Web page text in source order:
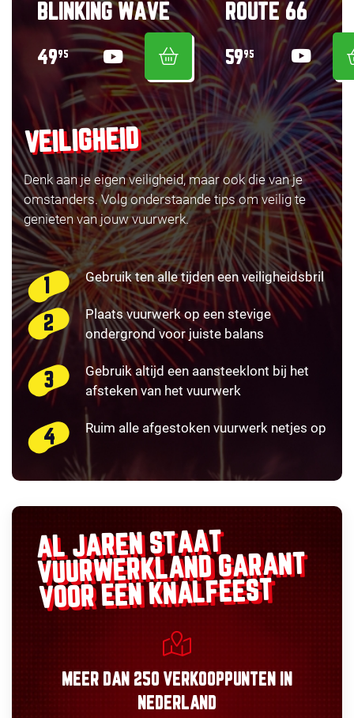
BLINKING WAVE
4995
ROUTE 66
5995
VEILIGHEID
Denk aan je eigen veiligheid, maar ook die van je
omstanders. Volg onderstaande tips om veilig te
genieten van jouw vuurwerk.
Gebruik ten alle tijden een veiligheidsbril
Plaats vuurwerk op een stevige
ondergrond voor juiste balans
Gebruik altijd een aansteeklont bij het
afsteken van het vuurwerk
Ruim alle afgestoken vuurwerk netjes op
AL JAREN STAAT
VUURWERKLANDGARANT
VOOR EEN KNALFEEST
MEER DAN 250 VERKOOPPUNTEN
IN
NEDERLAND